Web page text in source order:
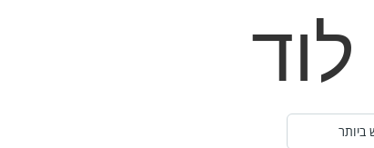
לוד